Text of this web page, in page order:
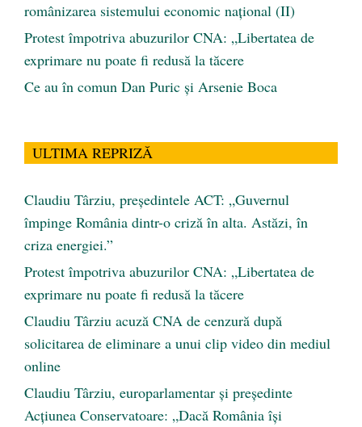
românizarea sistemului economic naţional (II)
Protest împotriva abuzurilor CNA: „Libertatea de
exprimare nu poate fi redusă la tăcere
Ce au în comun Dan Puric şi Arsenie Boca
ULTIMA REPRIZĂ
Claudiu Târziu, președintele ACT: „Guvernul
împinge România dintr-o criză în alta. Astăzi, în
criza energiei.”
Protest împotriva abuzurilor CNA: „Libertatea de
exprimare nu poate fi redusă la tăcere
Claudiu Târziu acuză CNA de cenzură după
solicitarea de eliminare a unui clip video din mediul
online
Claudiu Târziu, europarlamentar și președinte
Acțiunea Conservatoare: „Dacă România își